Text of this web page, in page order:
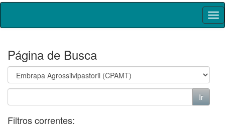
Skip
Página de Busca
Filtros correntes: